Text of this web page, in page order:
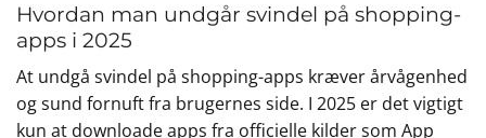
Hvordan man undgår svindel på shopping-
apps i 2025
At undgå svindel på shopping-apps kræver årvågenhed
og sund fornuft fra brugernes side. I 2025 er det vigtigt
kun at downloade apps fra officielle kilder som App